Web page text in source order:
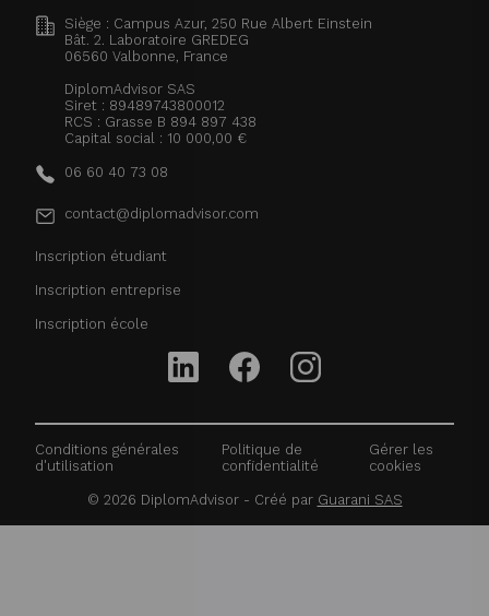
Siège : Campus Azur, 250 Rue Albert Einstein
Bât. 2. Laboratoire GREDEG
06560 Valbonne, France
DiplomAdvisor SAS
Siret : 89489743800012
RCS : Grasse B 894 897 438
Capital social : 10 000,00 €
06 60 40 73 08
contact@diplomadvisor.com
Inscription étudiant
Inscription entreprise
Inscription école
Conditions générales
d'utilisation
Politique de
confidentialité
Gérer les
cookies
© 2026 DiplomAdvisor - Créé par Guarani SAS